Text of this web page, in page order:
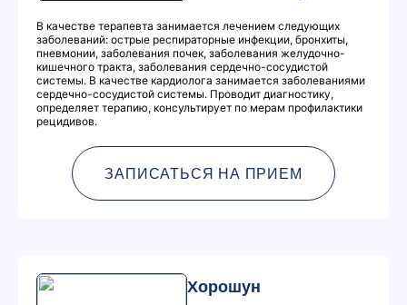
В качестве терапевта занимается лечением следующих
заболеваний: острые респираторные инфекции, бронхиты,
пневмонии, заболевания почек, заболевания желудочно-
кишечного тракта, заболевания сердечно-сосудистой
системы. В качестве кардиолога занимается заболеваниями
сердечно-сосудистой системы. Проводит диагностику,
определяет терапию, консультирует по мерам профилактики
рецидивов.
ЗАПИСАТЬСЯ НА ПРИЕМ
Хорошун